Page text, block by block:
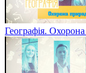
Географія.